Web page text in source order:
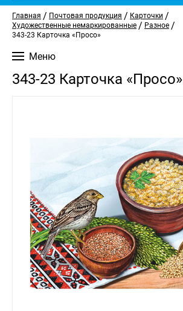
Главная / Почтовая продукция / Карточки /
Художественные немаркированные / Разное /
343-23 Карточка «Просо»
Меню
343-23 Карточка «Просо»